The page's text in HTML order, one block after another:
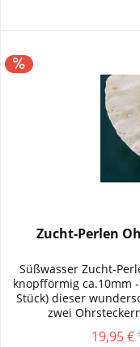
Zucht-Perlen
Süßwasser Zucht-
knopfförmig ca.10mm
Stück) dieser
zwei
19,95 €